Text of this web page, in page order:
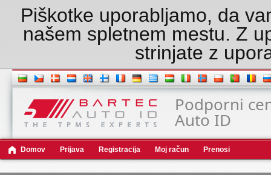
Piškotke uporabljamo, da
našem spletnem mestu. Z
strinjate z
Podporni
Auto ID
Domov Prijava Registracija Moj račun Prenosi